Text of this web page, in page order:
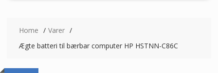
Home
Varer
Ægte batteri til bærbar computer HP HSTNN-C86C